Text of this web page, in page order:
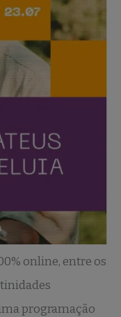
online, entre os
programação